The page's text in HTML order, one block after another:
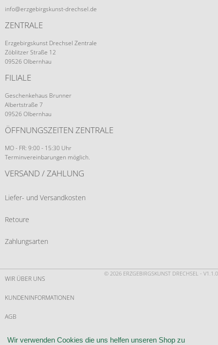
info@erzgebirgskunst-drechsel.de
ZENTRALE
Erzgebirgskunst Drechsel Zentrale
Zöblitzer Straße 12
09526 Olbernhau
FILIALE
Geschenkehaus Brunner
Albertstraße 7
09526 Olbernhau
ÖFFNUNGSZEITEN ZENTRALE
MO - FR: 9:00 - 15:30 Uhr
Terminvereinbarungen möglich.
VERSAND / ZAHLUNG
Liefer- und Versandkosten
Retoure
Zahlungsarten
© 2026 ERZGEBIRGSKUNST DRECHSEL - V1.1.0
WIR ÜBER UNS
KUNDENINFORMATIONEN
AGB
WIDERRUF
Wir verwenden Cookies die uns helfen unseren Shop zu